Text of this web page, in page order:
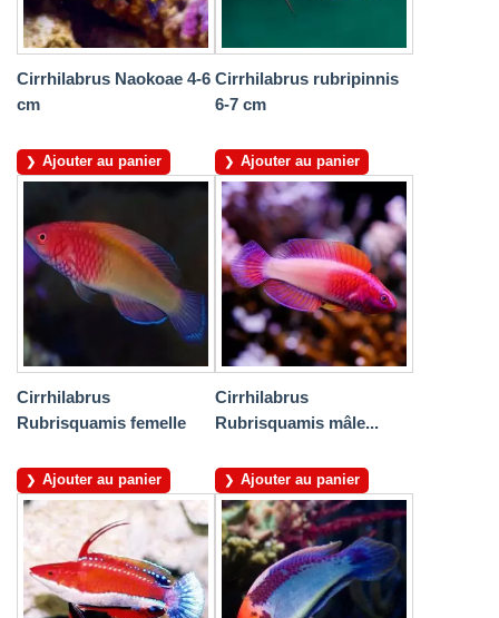
Cirrhilabrus Naokoae 4-6
cm
Ajouter au panier
Cirrhilabrus rubripinnis
6-7 cm
Ajouter au panier
Cirrhilabrus
Rubrisquamis femelle
Ajouter au panier
Cirrhilabrus
Rubrisquamis mâle...
Ajouter au panier